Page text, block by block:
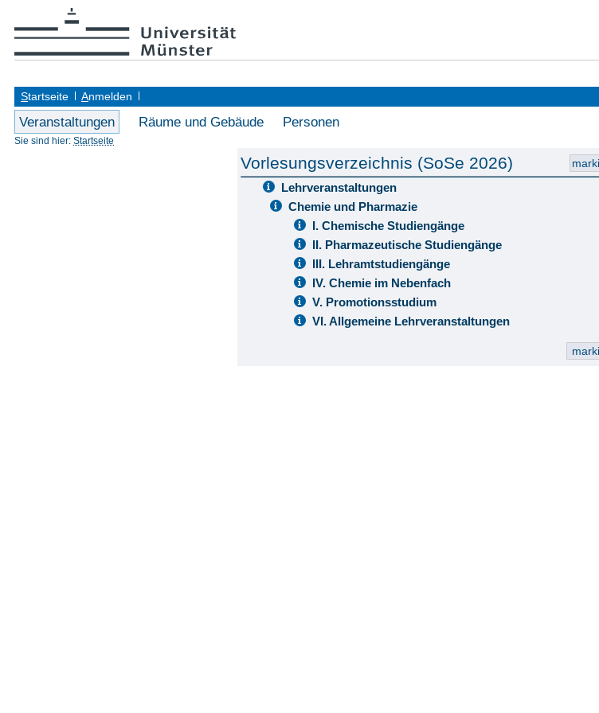
Startseite Anmelden
Veranstaltungen Räume und Gebäude Personen
Sie sind hier: Startseite
Vorlesungsverzeichnis (SoSe 2026)
Lehrveranstaltungen
Chemie und Pharmazie
I. Chemische Studiengänge
II. Pharmazeutische Studiengänge
III. Lehramtstudiengänge
IV. Chemie im Nebenfach
V. Promotionsstudium
VI. Allgemeine Lehrveranstaltungen